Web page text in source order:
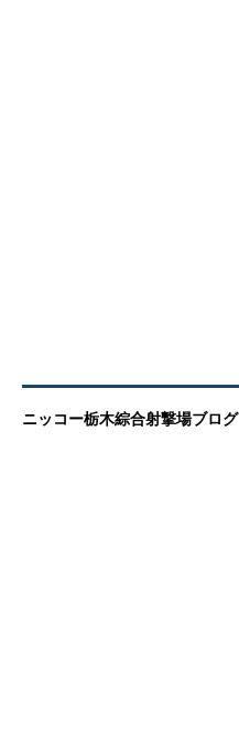
ニッコー栃木綜合射撃場ブログ